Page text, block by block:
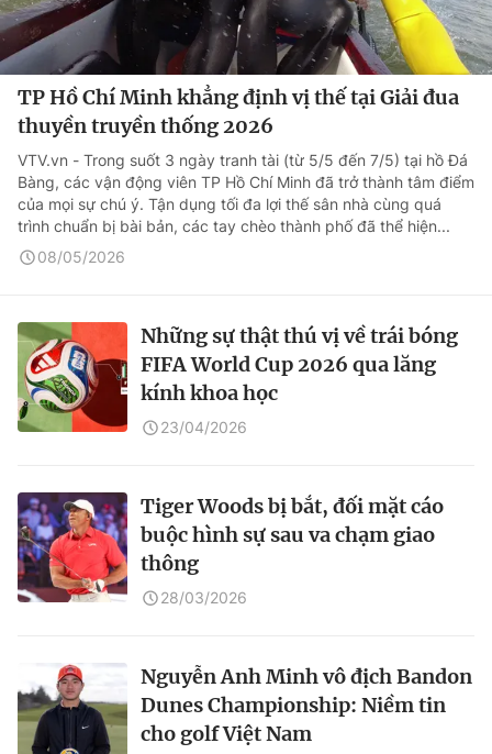
TP Hồ Chí Minh khẳng định vị thế tại Giải đua
thuyền truyền thống 2026
VTV.vn - Trong suốt 3 ngày tranh tài (từ 5/5 đến 7/5) tại hồ Đá
Bàng, các vận động viên TP Hồ Chí Minh đã trở thành tâm điểm
của mọi sự chú ý. Tận dụng tối đa lợi thế sân nhà cùng quá
trình chuẩn bị bài bản, các tay chèo thành phố đã thể hiện...
08/05/2026
Những sự thật thú vị về trái bóng
FIFA World Cup 2026 qua lăng
kính khoa học
23/04/2026
Tiger Woods bị bắt, đối mặt cáo
buộc hình sự sau va chạm giao
thông
28/03/2026
Nguyễn Anh Minh vô địch Bandon
Dunes Championship: Niềm tin
cho golf Việt Nam